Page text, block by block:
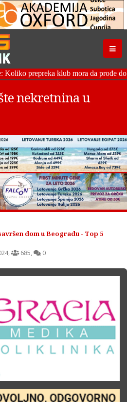
nekretnina u
dom u Beogradu - Top 5
, 685, 0